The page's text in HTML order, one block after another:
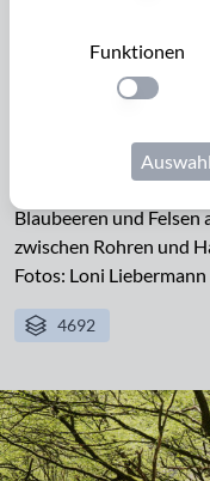
Hammer
Der Nationalpark Eifel
des deutsch-
Blaubeeren und Felsen
zwischen Rohren und
Fotos: Loni Liebermann
4692
Funktionen
Einstellung